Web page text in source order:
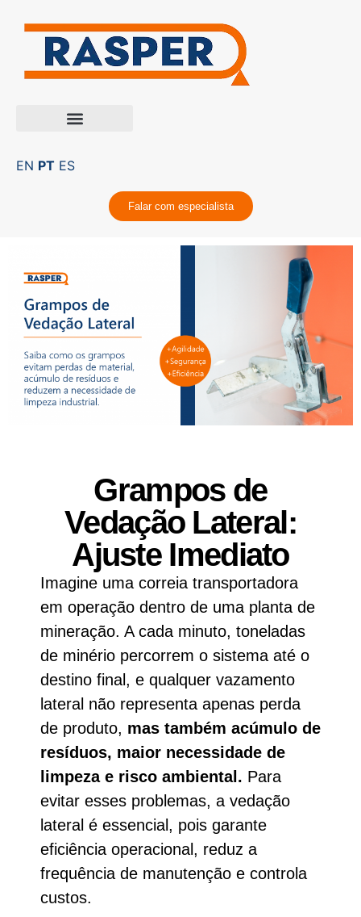
EN PT ES
Falar com especialista
Grampos de
Vedação Lateral:
Ajuste Imediato
Imagine uma correia transportadora
em operação dentro de uma planta de
mineração. A cada minuto, toneladas
de minério percorrem o sistema até o
destino final, e qualquer vazamento
lateral não representa apenas perda
de produto, mas também acúmulo de
resíduos, maior necessidade de
limpeza e risco ambiental. Para
evitar esses problemas, a vedação
lateral é essencial, pois garante
eficiência operacional, reduz a
frequência de manutenção e controla
custos.